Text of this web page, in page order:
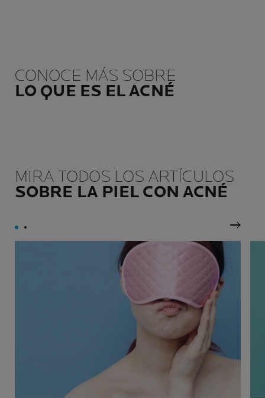
CONOCE MÁS SOBRE
LO QUE ES EL ACNÉ
MIRA TODOS LOS ARTÍCULOS
SOBRE LA PIEL CON ACNÉ
Panel